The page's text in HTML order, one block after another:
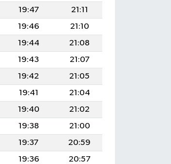
19:47
21:11
19:46
21:10
19:44
21:08
19:43
21:07
19:42
21:05
19:41
21:04
19:40
21:02
19:38
21:00
19:37
20:59
19:36
20:57